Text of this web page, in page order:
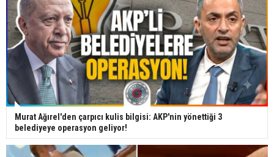
Murat Ağırel'den çarpıcı kulis bilgisi: AKP'nin yönettiği 3
belediyeye operasyon geliyor!